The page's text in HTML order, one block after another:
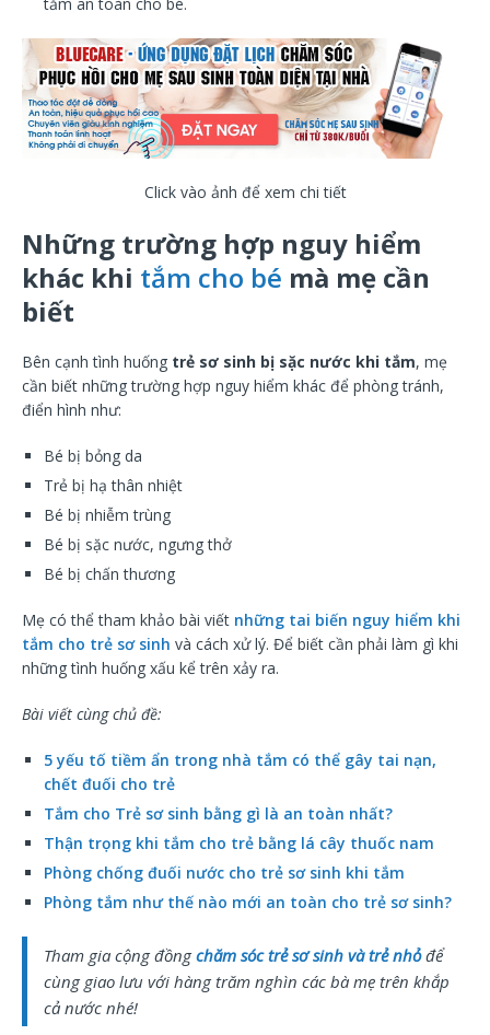
Click vào ảnh để xem chi tiết
Những trường hợp nguy hiểm
khác khi tắm cho bé mà mẹ cần
biết
Bên cạnh tình huống trẻ sơ sinh bị sặc nước khi tắm, mẹ
cần biết những trường hợp nguy hiểm khác để phòng tránh,
điển hình như:
Bé bị bỏng da
Trẻ bị hạ thân nhiệt
Bé bị nhiễm trùng
Bé bị sặc nước, ngưng thở
Bé bị chấn thương
Mẹ có thể tham khảo bài viết những tai biến nguy hiểm khi
tắm cho trẻ sơ sinh và cách xử lý. Để biết cần phải làm gì khi
những tình huống xấu kể trên xảy ra.
Bài viết cùng chủ đề:
5 yếu tố tiềm ẩn trong nhà tắm có thể gây tai nạn,
chết đuối cho trẻ
Tắm cho Trẻ sơ sinh bằng gì là an toàn nhất?
Thận trọng khi tắm cho trẻ bằng lá cây thuốc nam
Phòng chống đuối nước cho trẻ sơ sinh khi tắm
Phòng tắm như thế nào mới an toàn cho trẻ sơ sinh?
Tham gia cộng đồngchăm sóc trẻ sơ sinh và trẻ nhỏđể
cùng giao lưu với hàng trăm nghìn các bà mẹ trên khắp
cả nước nhé!